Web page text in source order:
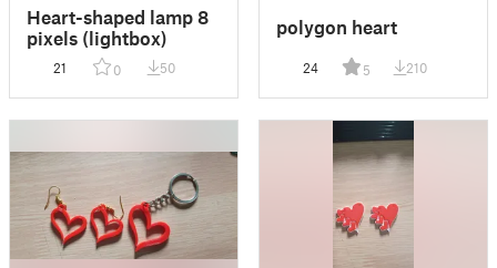
Heart-shaped lamp 8
pixels (lightbox)
21 0 50
polygon heart
24 5 210